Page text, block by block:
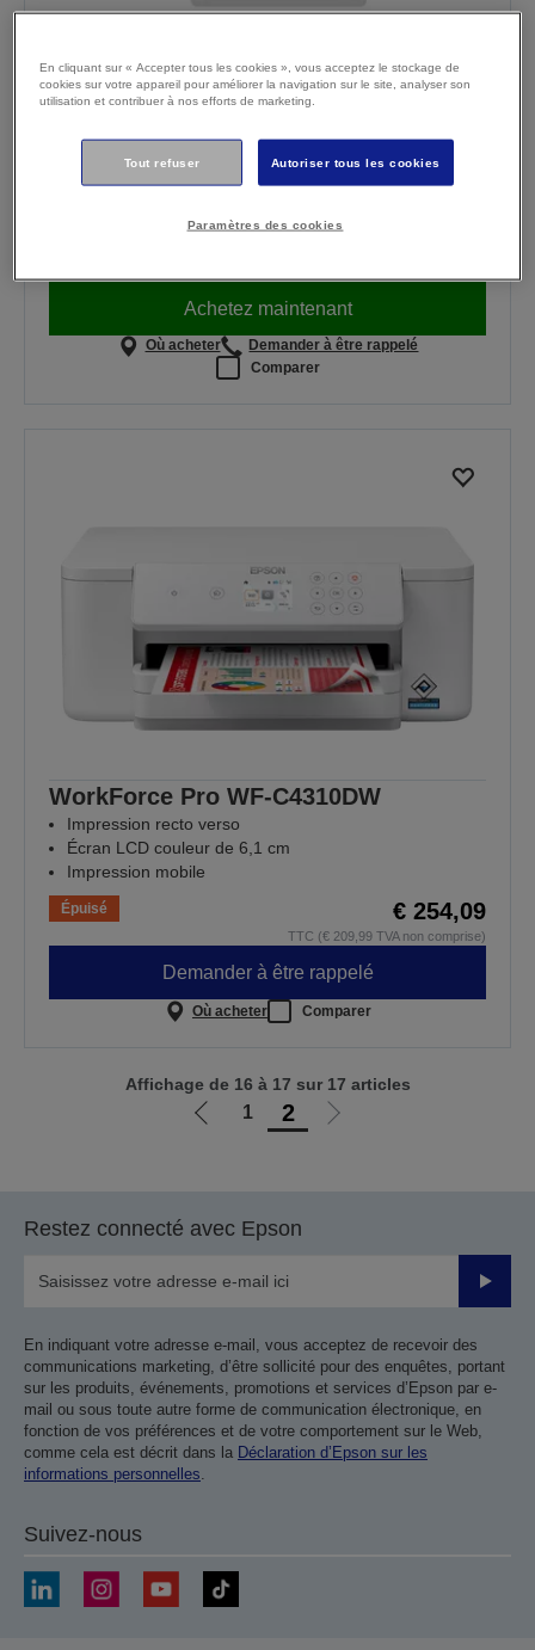
WorkForce Pro WF-C4810DTWF
Printer
Impression recto verso
Écran tactile couleur de 10,9 cm
Achetez maintenant
Où acheter
Demander à être rappelé
Comparer
WorkForce Pro WF-C4310DW
Impression recto verso
Écran LCD couleur de 6,1 cm
Impression mobile
Épuisé € 254,09
TTC (€ 209,99 TVA non comprise)
Demander à être rappelé
Où acheter Comparer
Aller
précédente
1 2
Aller
Affichage de 16 à 17 sur 17 articles
Restez connecté avec Epson
Valider
En indiquant votre adresse e-mail, vous acceptez de recevoir des
communications marketing, d’être sollicité pour des enquêtes, portant
sur les produits, événements, promotions et services d’Epson par e-
mail ou sous toute autre forme de communication électronique, en
fonction de vos préférences et de votre comportement sur le Web,
comme cela est décrit dans la Déclaration d’Epson sur les
informations personnelles.
Suivez-nous
En cliquant sur « Accepter tous les cookies », vous acceptez le stockage de
cookies sur votre appareil pour améliorer la navigation sur le site, analyser son
utilisation et contribuer à nos efforts de marketing.
Tout refuser Autoriser tous les cookies
Paramètres des cookies